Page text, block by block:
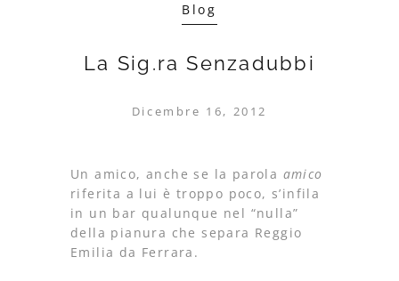
Blog
La Sig.ra Senzadubbi
Dicembre 16, 2012
Un amico, anche se la parola amico
riferita a lui è troppo poco, s’infila
in un bar qualunque nel “nulla”
della pianura che separa Reggio
Emilia da Ferrara.